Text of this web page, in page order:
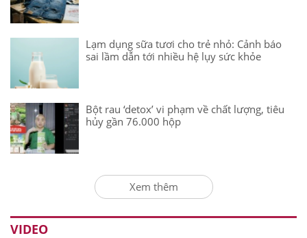
Lạm dụng sữa tươi cho trẻ nhỏ: Cảnh báo
sai lầm dẫn tới nhiều hệ lụy sức khỏe
Bột rau ‘detox’ vi phạm về chất lượng, tiêu
hủy gần 76.000 hộp
Xem thêm
VIDEO